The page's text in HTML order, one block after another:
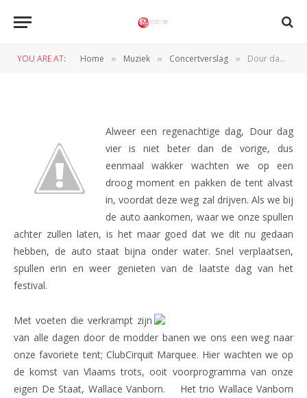
YOU ARE AT: Home » Muziek » Concertverslag » Dour dag 4 (12t/m15-07-2012)
Alweer een regenachtige dag, Dour dag
vier is niet beter dan de vorige, dus
eenmaal wakker wachten we op een
droog moment en pakken de tent alvast
in, voordat deze weg zal drijven. Als we bij
de auto aankomen, waar we onze spullen
achter zullen laten, is het maar goed dat we dit nu gedaan
hebben, de auto staat bijna onder water. Snel verplaatsen,
spullen erin en weer genieten van de laatste dag van het
festival.
Met voeten die verkrampt zijn
van alle dagen door de modder banen we ons een weg naar
onze favoriete tent; ClubCirquit Marquee. Hier wachten we op
de komst van Vlaams trots, ooit voorprogramma van onze
eigen De Staat, Wallace Vanborn. Het trio Wallace Vanborn